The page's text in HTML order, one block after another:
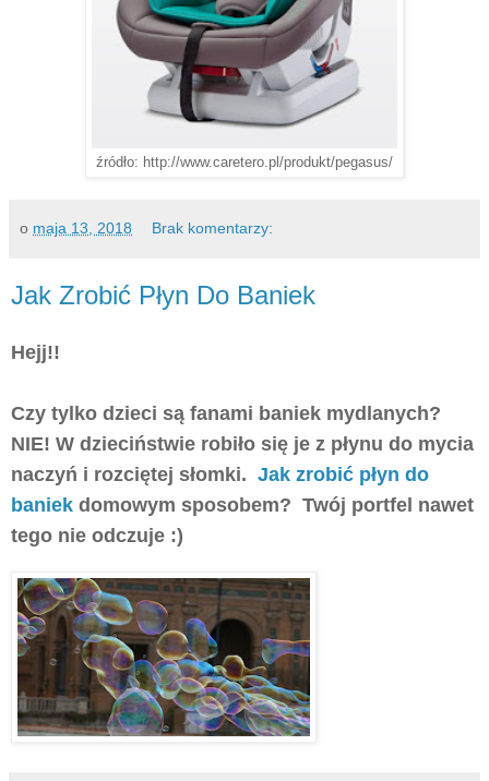
źródło: http://www.caretero.pl/produkt/pegasus/
o maja 13, 2018 Brak komentarzy:
Jak Zrobić Płyn Do Baniek
Hejj!!
Czy tylko dzieci są fanami baniek mydlanych?
NIE! W dzieciństwie robiło się je z płynu do mycia
naczyń i rozciętej słomki. Jak zrobić płyn do
baniek domowym sposobem? Twój portfel nawet
tego nie odczuje :)